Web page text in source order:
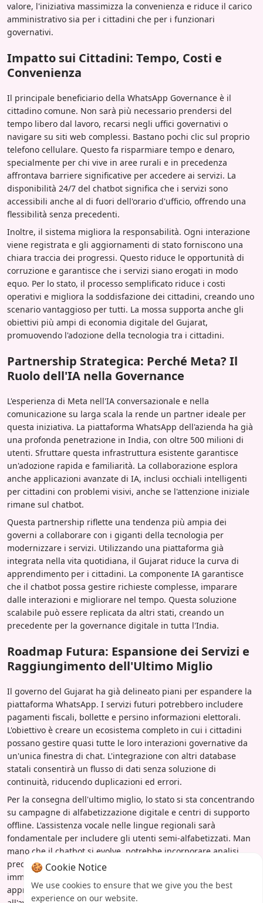
valore, l'iniziativa massimizza la convenienza e riduce il carico
amministrativo sia per i cittadini che per i funzionari
governativi.
Impatto sui Cittadini: Tempo, Costi e
Convenienza
Il principale beneficiario della WhatsApp Governance è il
cittadino comune. Non sarà più necessario prendersi del
tempo libero dal lavoro, recarsi negli uffici governativi o
navigare su siti web complessi. Bastano pochi clic sul proprio
telefono cellulare. Questo fa risparmiare tempo e denaro,
specialmente per chi vive in aree rurali e in precedenza
affrontava barriere significative per accedere ai servizi. La
disponibilità 24/7 del chatbot significa che i servizi sono
accessibili anche al di fuori dell'orario d'ufficio, offrendo una
flessibilità senza precedenti.
Inoltre, il sistema migliora la responsabilità. Ogni interazione
viene registrata e gli aggiornamenti di stato forniscono una
chiara traccia dei progressi. Questo riduce le opportunità di
corruzione e garantisce che i servizi siano erogati in modo
equo. Per lo stato, il processo semplificato riduce i costi
operativi e migliora la soddisfazione dei cittadini, creando uno
scenario vantaggioso per tutti. La mossa supporta anche gli
obiettivi più ampi di economia digitale del Gujarat,
promuovendo l'adozione della tecnologia tra i cittadini.
Partnership Strategica: Perché Meta? Il
Ruolo dell'IA nella Governance
L'esperienza di Meta nell'IA conversazionale e nella
comunicazione su larga scala la rende un partner ideale per
questa iniziativa. La piattaforma WhatsApp dell'azienda ha già
una profonda penetrazione in India, con oltre 500 milioni di
utenti. Sfruttare questa infrastruttura esistente garantisce
un'adozione rapida e familiarità. La collaborazione esplora
anche applicazioni avanzate di IA, inclusi occhiali intelligenti
per cittadini con problemi visivi, anche se l'attenzione iniziale
rimane sul chatbot.
Questa partnership riflette una tendenza più ampia dei
governi a collaborare con i giganti della tecnologia per
modernizzare i servizi. Utilizzando una piattaforma già
integrata nella vita quotidiana, il Gujarat riduce la curva di
apprendimento per i cittadini. La componente IA garantisce
che il chatbot possa gestire richieste complesse, imparare
dalle interazioni e migliorare nel tempo. Questa soluzione
scalabile può essere replicata da altri stati, creando un
precedente per la governance digitale in tutta l'India.
Roadmap Futura: Espansione dei Servizi e
Raggiungimento dell'Ultimo Miglio
Il governo del Gujarat ha già delineato piani per espandere la
piattaforma WhatsApp. I servizi futuri potrebbero includere
pagamenti fiscali, bollette e persino informazioni elettorali.
L'obiettivo è creare un ecosistema completo in cui i cittadini
possano gestire quasi tutte le loro interazioni governative da
un'unica finestra di chat. L'integrazione con altri database
statali consentirà un flusso di dati senza soluzione di
continuità, riducendo duplicazioni ed errori.
Per la consegna dell'ultimo miglio, lo stato si sta concentrando
su campagne di alfabetizzazione digitale e centri di supporto
offline. L'assistenza vocale nelle lingue regionali sarà
fondamentale per includere gli utenti semi-alfabetizzati. Man
mano che il chatbot si evolve, potrebbe incorporare analisi
predittive per informare proattivamente i cittadini su scadenze
imminenti o benefici a cui potrebbero avere diritto. Questo
approccio lungimirante garantisce che il Gujarat rimanga
🍪 Cookie Notice
We use cookies to ensure that we give you the best
experience on our website.